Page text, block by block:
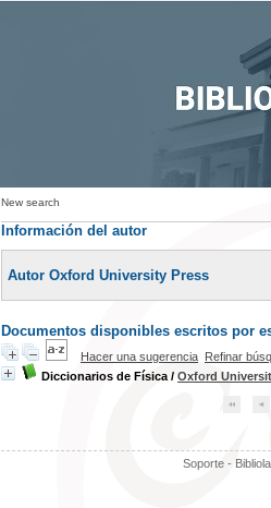
New search
Información del autor
Autor Oxford University Press
Documentos disponibles escritos por
Hacer una sugerencia Refinar
Diccionarios de Física / Oxford
Soporte -